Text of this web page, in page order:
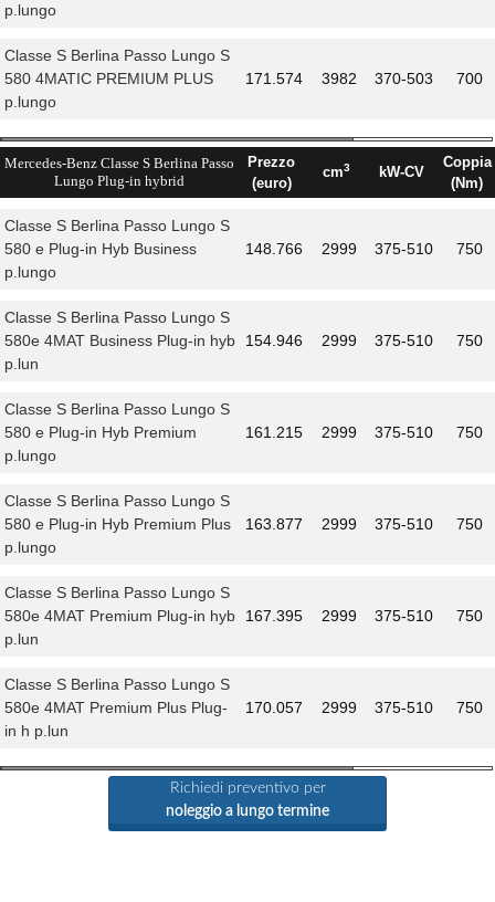
p.lungo
Classe S Berlina Passo Lungo S
580 4MATIC PREMIUM PLUS
p.lungo
171.574 3982 370-503 700
Mercedes-Benz Classe S Berlina Passo
Lungo Plug-in hybrid
Prezzo
(euro)
cm3 kW-CV
Coppia
(Nm)
Classe S Berlina Passo Lungo S
580 e Plug-in Hyb Business
p.lungo
148.766 2999 375-510 750
Classe S Berlina Passo Lungo S
580e 4MAT Business Plug-in hyb
p.lun
154.946 2999 375-510 750
Classe S Berlina Passo Lungo S
580 e Plug-in Hyb Premium
p.lungo
161.215 2999 375-510 750
Classe S Berlina Passo Lungo S
580 e Plug-in Hyb Premium Plus
p.lungo
163.877 2999 375-510 750
Classe S Berlina Passo Lungo S
580e 4MAT Premium Plug-in hyb
p.lun
167.395 2999 375-510 750
Classe S Berlina Passo Lungo S
580e 4MAT Premium Plus Plug-
in h p.lun
170.057 2999 375-510 750
Richiedi preventivo per
noleggio a lungo termine